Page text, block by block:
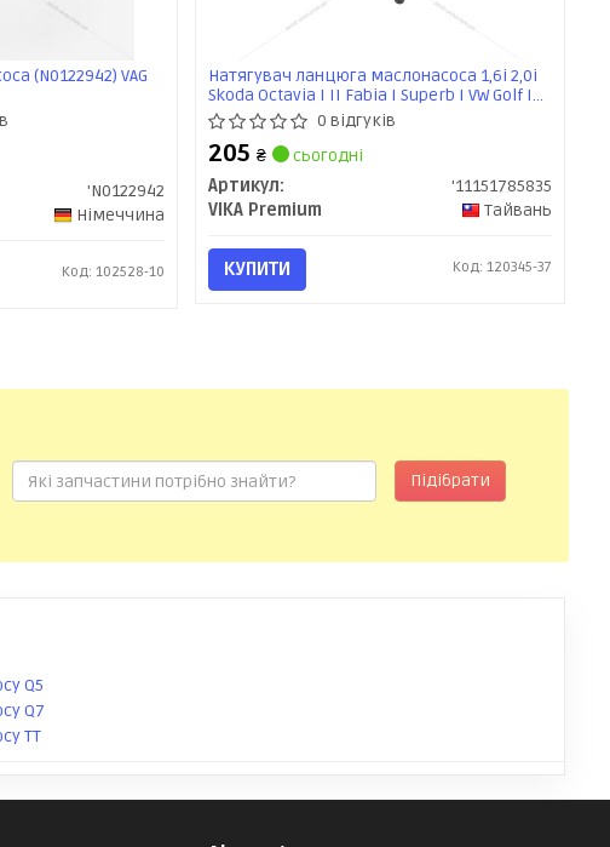
(N0122942) VAG
'N0122942
Німеччина
Код: 102528-10
Натягувач ланцюга маслонасоса 1,6i 2,0i
Skoda Octavia I II Fabia I Superb I VW Golf IV
Bora (11151785835) VIKA Premium
0 відгуків
205₴
сьогодні
Артикул:
'11151785835
VIKA Premium
Тайвань
КУПИТИ Код: 120345-37
Підібрати
Q5
Q7
TT